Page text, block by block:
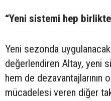
“Yeni sistemi hep
Yeni sezonda
değerlendiren Altay, yeni
hem de dezavantajlarının
mücadelesi veren diğer